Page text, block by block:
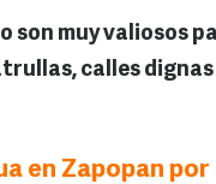
son muy valiosos
calles dignas
en Zapopan